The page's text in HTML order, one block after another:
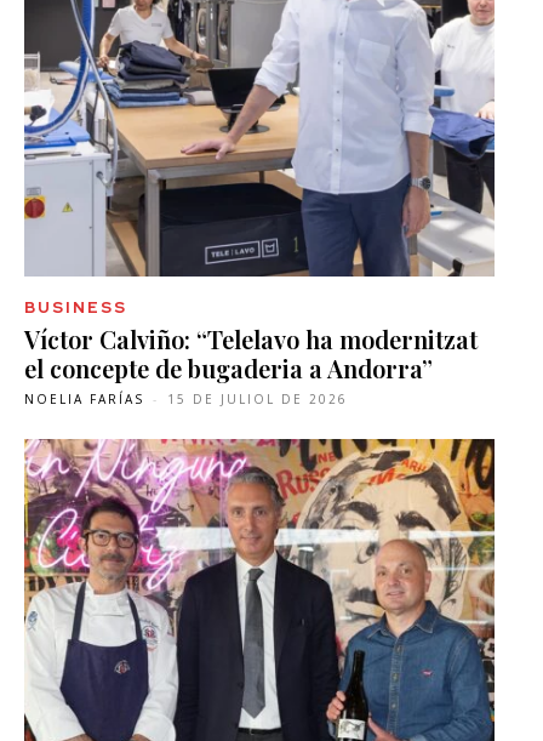
BUSINESS
Víctor Calviño: “Telelavo ha modernitzat
el concepte de bugaderia a Andorra”
NOELIA FARÍAS - 15 DE JULIOL DE 2026